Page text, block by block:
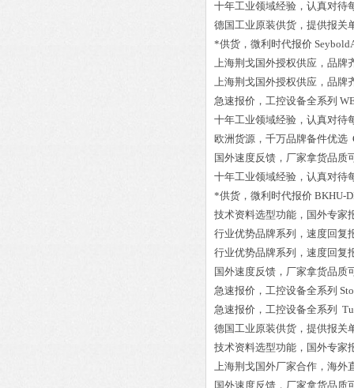
十年工业领域经验，认真对待
德国工业原装供货，提供报关
*供货，微利时代报价
上海荆戈国外授权供应，品牌
上海荆戈国外授权供应，品牌
急速报价，工控设备全系列
十年工业领域经验，认真对待
欧洲货源，千万品牌备件优选
国外速度反馈，厂家拿货品质
十年工业领域经验，认真对待
*供货，微利时代报价 BKHU-
技术资料选型功能，国外专家
行业优势品牌系列，速度回复
行业优势品牌系列，速度回复
国外速度反馈，厂家拿货品质
急速报价，工控设备全系列
急速报价，工控设备全系列
德国工业原装供货，提供报关
技术资料选型功能，国外专家
上海荆戈国外厂家合作，海外
国外速度反馈，厂家拿货品质